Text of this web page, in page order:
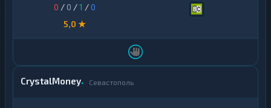
0 / 0 /1 /0
5,0 ★
CrystalMoney Севастополь